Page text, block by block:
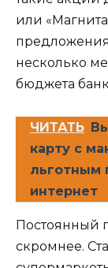
или
несколько
бюджета
ЧИТАТЬ
карту с
льготным
интернет
Постоянный
скромнее.